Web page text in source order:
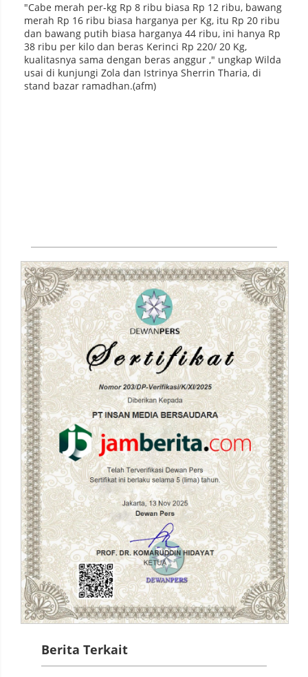
"Cabe merah per-kg Rp 8 ribu biasa Rp 12 ribu, bawang
merah Rp 16 ribu biasa harganya per Kg, itu Rp 20 ribu
dan bawang putih biasa harganya 44 ribu, ini hanya Rp
38 ribu per kilo dan beras Kerinci Rp 220/ 20 Kg,
kualitasnya sama dengan beras anggur ," ungkap Wilda
usai di kunjungi Zola dan Istrinya Sherrin Tharia, di
stand bazar ramadhan.(afm)
Berita Terkait